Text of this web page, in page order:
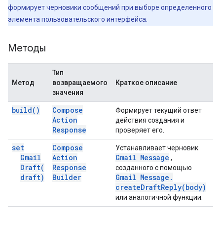
формирует черновики сообщений при выборе определенного
элемента пользовательского интерфейса.
Методы
Метод
Тип
возвращаемого
значения
Краткое описание
build( )
Compose
Action
Response
Формирует текущий ответ
действия создания и
проверяет его.
set
Gmail
Draft(
draft)
Compose
Action
Response
Builder
Устанавливает черновик
Gmail Message ,
созданного с помощью
Gmail Message .
createDraftReply(body)
или аналогичной функции.